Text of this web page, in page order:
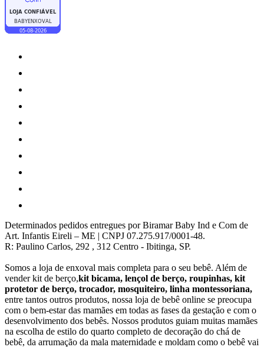
Determinados pedidos entregues por Biramar Baby Ind e Com de
Art. Infantis Eireli – ME | CNPJ 07.275.917/0001-48.
R: Paulino Carlos, 292 , 312 Centro - Ibitinga, SP.
Somos a loja de enxoval mais completa para o seu bebê. Além de
vender kit de berço,kit bicama, lençol de berço, roupinhas, kit
protetor de berço, trocador, mosquiteiro, linha montessoriana,
entre tantos outros produtos, nossa loja de bebê online se preocupa
com o bem-estar das mamães em todas as fases da gestação e com o
desenvolvimento dos bebês. Nossos produtos guiam muitas mamães
na escolha de estilo do quarto completo de decoração do chá de
bebê, da arrumação da mala maternidade e moldam como o bebê vai